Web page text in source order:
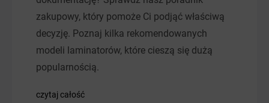
zakupowy, który pomoże Ci podjąć właściwą
decyzję. Poznaj kilka rekomendowanych
modeli laminatorów, które cieszą się dużą
popularnością.
czytaj całość